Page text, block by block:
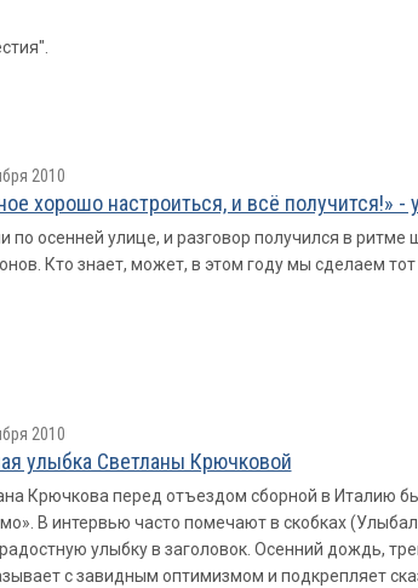
2010
хорошо настроиться, и всё получится!»
по осенней улице, и разговор получился в
Кто знает, может, в этом году мы сделаем
2010
улыбка Светланы Крючковой
Крючкова перед отъездом сборной в Италию
В интервью часто помечают в скобках
улыбку в заголовок. Осенний дождь,
с завидным оптимизмом и подкрепляет